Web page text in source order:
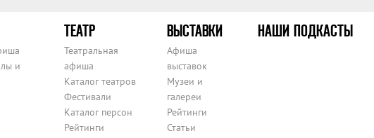
и
ТЕАТР
Театральная
афиша
Каталог театров
Фестивали
Каталог персон
Рейтинги
ВЫСТАВКИ
Афиша
выставок
Музеи и
галереи
Рейтинги
Статьи
НАШИ ПОДКАСТЫ